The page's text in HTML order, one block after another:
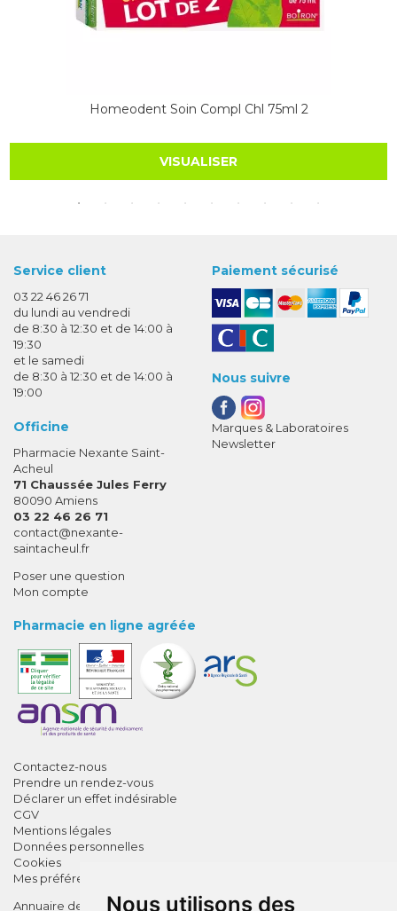
Nous utilisons des
Homeodent Soin Compl Chl 75ml 2
VISUALISER
Service client
03 22 46 26 71
du lundi au vendredi
de 8:30 à 12:30 et de 14:00 à
19:30
et le samedi
de 8:30 à 12:30 et de 14:00 à
19:00
Officine
Pharmacie Nexante Saint-
Acheul
71 Chaussée Jules Ferry
80090 Amiens
03 22 46 26 71
contact-
@-
nexante-
saintacheul.fr
Poser une question
Mon compte
Paiement sécurisé
Nous suivre
Marques & Laboratoires
Newsletter
Pharmacie en ligne agréée
Contactez-nous
Prendre un rendez-vous
Déclarer un effet indésirable
CGV
Mentions légales
Données personnelles
Cookies
Mes préférences Cookies
Annuaire des pharmacies